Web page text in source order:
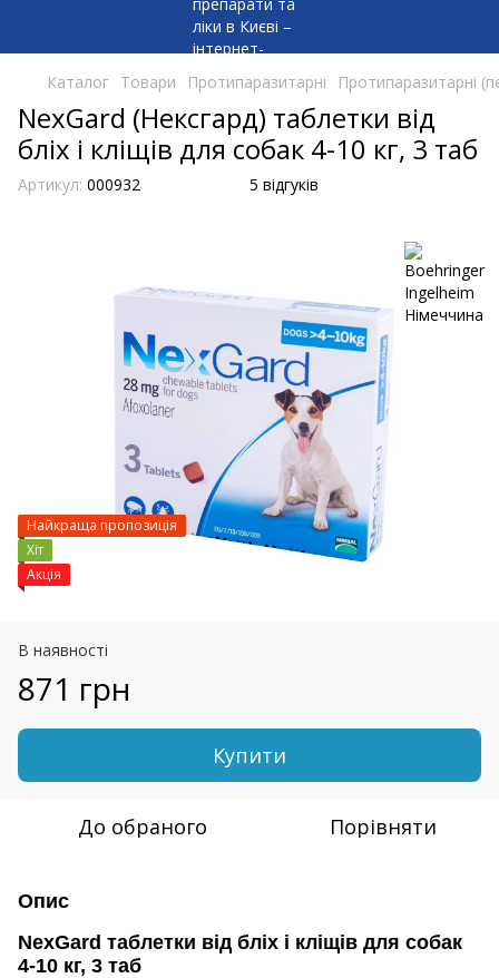
Каталог Товари Протипаразитарні Протипаразитарні
NexGard (Нексгард) таблетки від
бліх і кліщів для собак 4-10 кг, 3 таб
Артикул: 000932 5 відгуків
Найкраща пропозиція
Хіт
Акція
В наявності
871 грн
Купити
До обраного Порівняти
Опис
NexGard таблетки від бліх і кліщів для собак
4-10 кг, 3 таб